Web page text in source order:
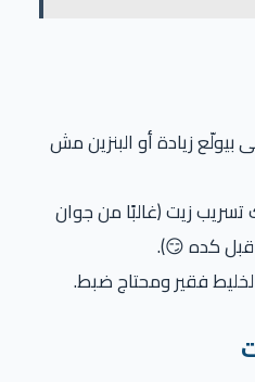
زيادة أو البنزين مش
زيت (غالبًا من جوان
قبل كده 😏).
فقير ومحتاج ضبط.